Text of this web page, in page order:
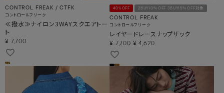
CONTROL FREAK / CTFK
コントロールフリーク
≪撥水≫ナイロン3WAYスクエアトー
ト
¥ 7,700
40%OFF 2BUY10％OFF 3BUY15％OFF対象
CONTROL FREAK
コントロールフリーク
レイヤードレースナップザック
¥ 7,700 ¥ 4,620